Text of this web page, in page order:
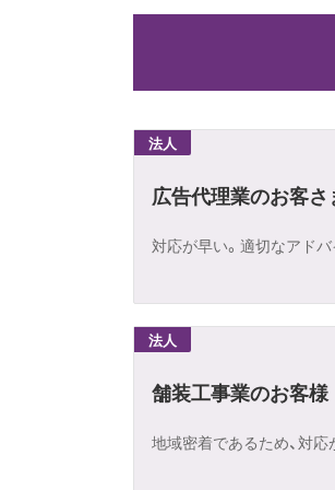
法人
広告代理業のお客さ
対応が早い。適切なアド
法人
舗装工事業のお客様
地域密着であるため、対